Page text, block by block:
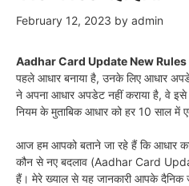
February 12, 2023 by admin
Aadhar Card Update New Rules
पहले आधार बनाया है, उनके लिए आधार
ने अपना आधार अपडेट नहीं कराया है, वे
नियम के मुताबिक आधार को हर 10 साल में
आज हम आपको बताने जा रहे हैं कि आधार
कौन से नए बदलाव (Aadhar Card
हैं। मेरे ख्याल से यह जानकारी आपके दैनिक